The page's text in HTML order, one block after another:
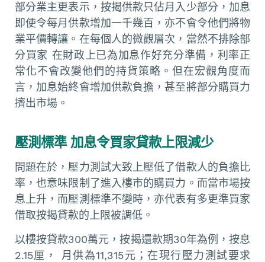
部分業主更表示，按揭供款只佔月入少部分，加息
即使令每月供款增加一千幾百，亦不會令他們將物
業平價轉讓。在每個人的微觀層次，當然不排除部
分買家 在財政上已為加息作好充分準備，利率正
常化不會改變他們的持貨策略。但在宏觀角度而
言，加息始終會增加供款負擔，甚至將部分購買力
擠出市場。
壓測標準 加息令買家貸款上限減少
問題在於，壓力測試大致上壓低了借款人的負擔比
率，也意味限制了進入樓市的購買力。而當市場按
息上升，而壓測標準不變時，亦代表有多更準買家
借取按揭貸款的上限被調低。
以樓按貸款300萬元，按揭還款期30年為例，按息
2.15厘， 月供為11,315元；在現行壓力測試要求